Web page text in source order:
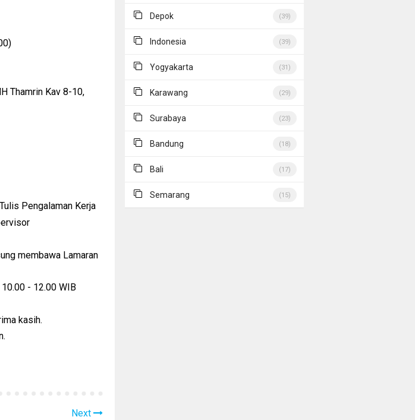
Thamrin Kav 8-10,
Pengalaman Kerja
membawa Lamaran
- 12.00 WIB
kasih.
Next
Depok (39)
Indonesia (39)
Yogyakarta (31)
Karawang (29)
Surabaya (23)
Bandung (18)
Bali (17)
Semarang (15)